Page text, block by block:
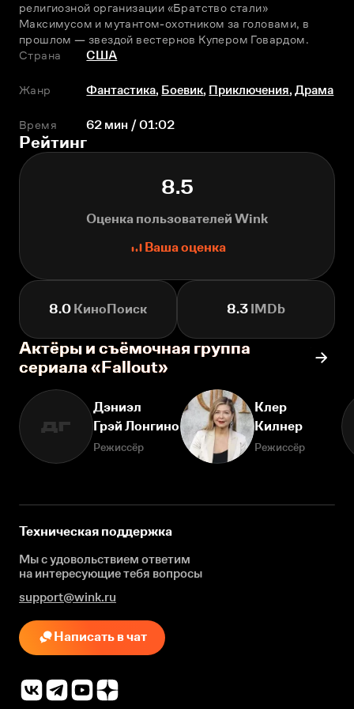
религиозной организации «Братство стали»
Максимусом и мутантом-охотником за головами, в
прошлом — звездой вестернов Купером Говардом.
Страна
США
Жанр Фантастика, Боевик, Приключения,Драма
Время 62 мин / 01:02
Рейтинг
8.5
Оценка пользователей Wink
Ваша оценка
8.0 КиноПоиск 8.3 IMDb
Актёры и съёмочная группа
сериала «Fallout»
ДГ
Дэниэл
Грэй Лонгино
Режиссёр
Клер
Килнер
Режиссёр
Техническая поддержка
Мы с удовольствием ответим
на интересующиетебя вопросы
support@wink.ru
Написать в чат